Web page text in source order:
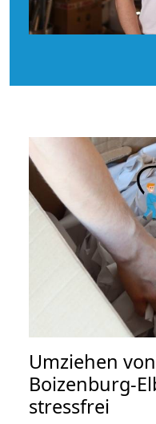
Umziehen von
Boizenburg-
stressfrei